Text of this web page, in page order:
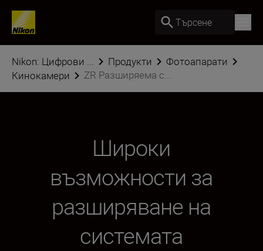
Търсене
Nikon: Цифрови ... Продукти
Фотоапарати
Кинокамери
ZR Разширяема с...
Широки
възможности за
разширяване на
системата